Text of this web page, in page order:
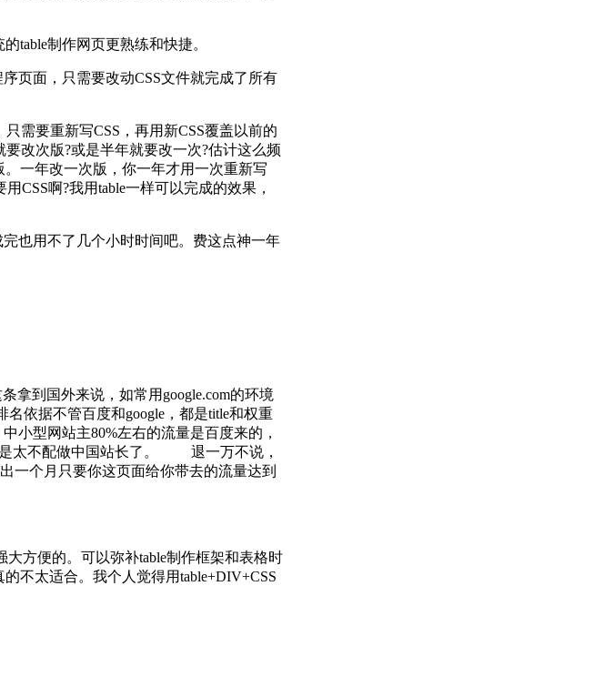
table制作网页更熟练和快捷。
页面，只需要改动CSS文件就完成了所有
需要重新写CSS，再用新CSS覆盖以前的
改次版?或是半年就要改一次?估计这么频
一年改一次版，你一年才用一次重新写
CSS啊?我用table一样可以完成的效果，
也用不了几个小时时间吧。费这点神一年
拿到国外来说，如常用google.com的环境
依据不管百度和google，都是title和权重
小型网站主80%左右的流量是百度来的，
是太不配做中国站长了。 退一万不说，
一个月只要你这页面给你带去的流量达到
方便的。可以弥补table制作框架和表格时
不太适合。我个人觉得用table+DIV+CSS